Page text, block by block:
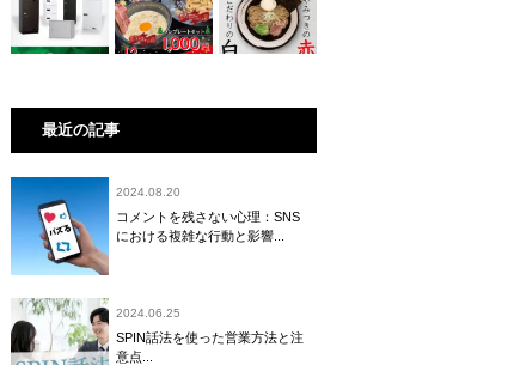
最近の記事
2024.08.20
コメントを残さない心理：SNS
における複雑な行動と影響...
2024.06.25
SPIN話法を使った営業方法と注
意点...